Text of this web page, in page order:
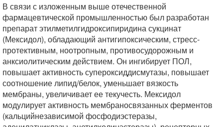
В связи с изложенным выше отечественной
фармацевтической промышленностью был разработан
препарат этилметилгидроксипиридина сукцинат
(Мексидол), обладающий антигипоксическим, стресс-
протективным, ноотропным, противосудорожным и
анксиолитическим действием. Он ингибирует ПОЛ,
повышает активность супероксиддисмутазы, повышает
соотношение липид/белок, уменьшает вязкость
мембраны, увеличивает ее текучесть. Мексидол
модулирует активность мембраносвязанных ферментов
(кальцийнезависимой фосфодиэстеразы,